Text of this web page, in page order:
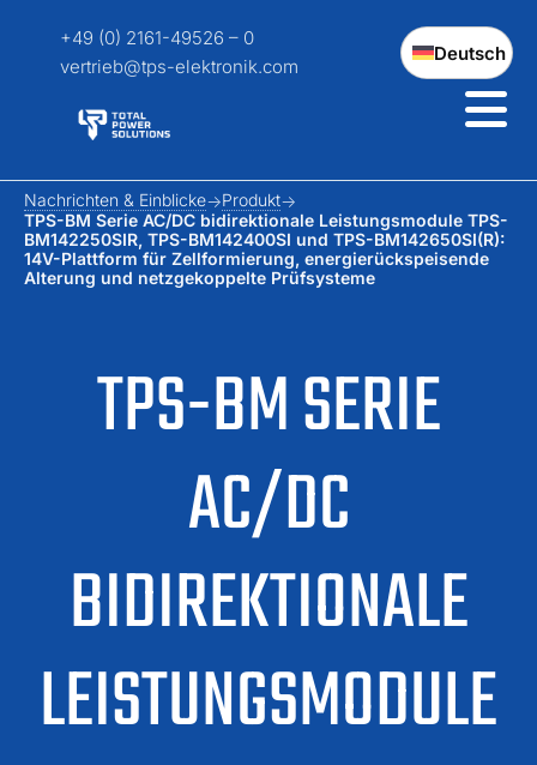
+49 (0) 2161-49526 – 0
vertrieb@tps-elektronik.com
Deutsch
TPS-BM SERIE
AC/DC
BIDIREKTIONALE
LEISTUNGSMODULE
Nachrichten & Einblicke
Produkt
TPS-BM Serie AC/DC bidirektionale Leistungsmodule TPS-
BM142250SIR, TPS-BM142400SI und TPS-BM142650SI(R):
14V-Plattform für Zellformierung, energierückspeisende
Alterung und netzgekoppelte Prüfsysteme